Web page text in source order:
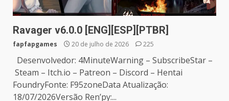
Ravager v6.0.0 [ENG][ESP][PTBR]
fapfapgames 20 de julho de 2026 225
Desenvolvedor: 4MinuteWarning – SubscribeStar –
Steam – Itch.io – Patreon – Discord – Hentai
FoundryFonte: F95zoneData Atualização:
18/07/2026Versão Ren’py:...